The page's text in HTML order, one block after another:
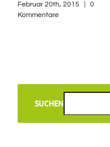
Februar 20th, 2015
0
Kommentare
SUCHEN